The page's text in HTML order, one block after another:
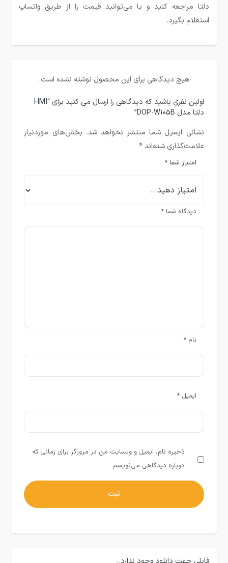
دلتا مراجعه کنید و یا می‌توانید قیمت را از طریق واتساپ
استعلام بگیرد.
هیچ دیدگاهی برای این محصول نوشته نشده است.
اولین نفری باشید که دیدگاهی را ارسال می کنید برای “HMI
دلتا مدل DOP-W105B”
نشانی ایمیل شما منتشر نخواهد شد. بخش‌های موردنیاز
علامت‌گذاری شده‌اند*
امتیاز شما*
دیدگاه شما*
نام*
ایمیل*
ذخیره نام، ایمیل و وبسایت من در مرورگر برای زمانی که
دوباره دیدگاهی می‌نویسم.